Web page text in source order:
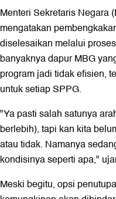
Menteri Sekretaris Negara
mengatakan
diselesaikan melalui
banyaknya dapur MBG
program jadi tidak efisien,
untuk setiap SPPG.
"Ya pasti salah satunya
berlebih), tapi kan kita
atau tidak. Namanya
kondisinya seperti apa,"
Meski begitu, opsi